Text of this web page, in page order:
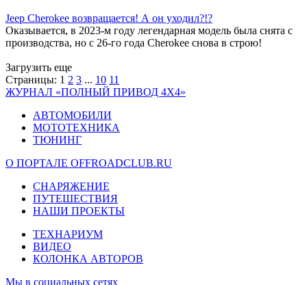
Jeep Cherokee возвращается! А он уходил?!?
Оказывается, в 2023-м году легендарная модель была снята с
производства, но с 26-го года Cherokee снова в строю!
Загрузить еще
Страницы: 1 2 3 ... 10 11
ЖУРНАЛ «ПОЛНЫЙ ПРИВОД 4Х4»
АВТОМОБИЛИ
МОТОТЕХНИКА
ТЮНИНГ
О ПОРТАЛЕ OFFROADCLUB.RU
СНАРЯЖЕНИЕ
ПУТЕШЕСТВИЯ
НАШИ ПРОЕКТЫ
ТЕХНАРИУМ
ВИДЕО
КОЛОНКА АВТОРОВ
Мы в социальных сетях